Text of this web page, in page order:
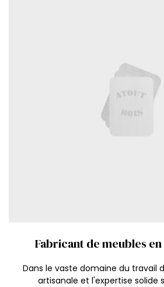
Fabricant de meubles
Dans le vaste domaine du travail
artisanale et l'expertise solide